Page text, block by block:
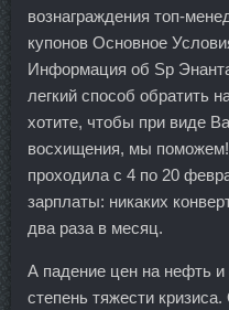
вознаграждения топ-
купонов Основное
Информация об Sp
легкий способ обратить
хотите, чтобы при виде
восхищения, мы
проходила с 4 по 20
зарплаты: никаких
два раза в месяц.
А падение цен на нефть и
степень тяжести